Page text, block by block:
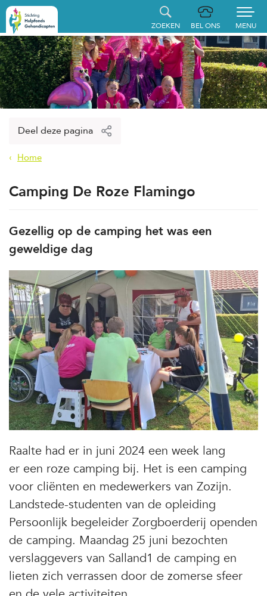
ZOEKEN BEL ONS MENU
Home
Aanvraag indienen
Gerealiseerde aanvragen
Hulpfonds steunen
Contact
Home
Deel deze pagina
Camping De Roze Flamingo
Gezellig op de camping het was een
geweldige dag
Raalte had er in juni 2024 een week lang
er een roze camping bij. Het is een camping
voor cliënten en medewerkers van Zozijn.
Landstede-studenten van de opleiding
Persoonlijk begeleider Zorgboerderij openden
de camping. Maandag 25 juni bezochten
verslaggevers van Salland1 de camping en
lieten zich verrassen door de zomerse sfeer